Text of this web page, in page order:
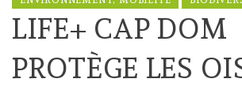
LIFE+ CAP DOM
PROTÈGE LES